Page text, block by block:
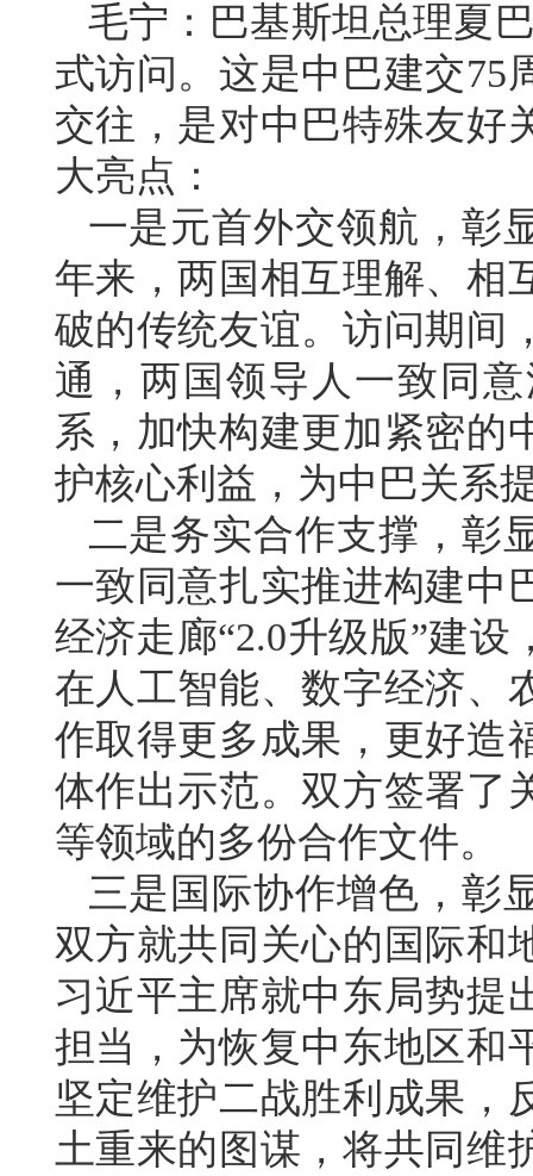
毛宁：巴基斯坦总理夏
式访问。这是中巴建交75
交往，是对中巴特殊友好
大亮点：
一是元首外交领航，彰
年来，两国相互理解、相
破的传统友谊。访问期间
通，两国领导人一致同
系，加快构建更加紧密的
护核心利益，为中巴关系
二是务实合作支撑，彰
一致同意扎实推进构建中
经济走廊“2.0升级版”建
在人工智能、数字经济、
作取得更多成果，更好造
体作出示范。双方签署了
等领域的多份合作文件。
三是国际协作增色，彰
双方就共同关心的国际和
习近平主席就中东局势提
担当，为恢复中东地区和
坚定维护二战胜利成果，
土重来的图谋，将共同维